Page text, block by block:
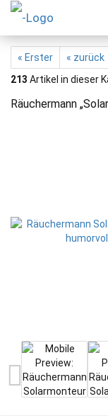
« Erster « zurück
213 Artikel in dieser
Räuchermann